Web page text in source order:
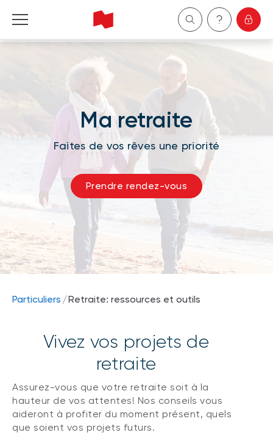
Gestion de patrimoine
À propos de nous
Devenir client
Ma retraite
Faites de vos rêves une priorité
Prendre rendez-vous
Particuliers /Retraite: ressources et outils
Vivez vos projets de
retraite
Assurez-vous que votre retraite soit à la
hauteur de vos attentes! Nos conseils vous
aideront à profiter du moment présent, quels
que soient vos projets futurs.